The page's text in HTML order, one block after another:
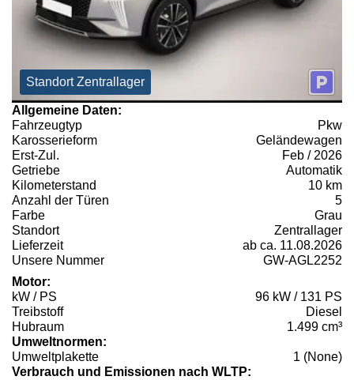
Standort Zentrallager
Allgemeine Daten:
Fahrzeugtyp
Pkw
Karosserieform
Geländewagen
Erst-Zul.
Feb / 2026
Getriebe
Automatik
Kilometerstand
10 km
Anzahl der Türen
5
Farbe
Grau
Standort
Zentrallager
Lieferzeit
ab ca. 11.08.2026
Unsere Nummer
GW-AGL2252
Motor:
kW / PS
96 kW / 131 PS
Treibstoff
Diesel
Hubraum
1.499 cm³
Umweltnormen:
Umweltplakette
1 (None)
Verbrauch und Emissionen nach WLTP: